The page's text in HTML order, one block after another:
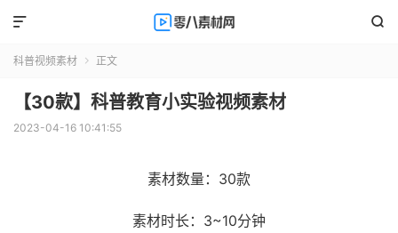


科普视频素材  正文
【30款】科普教育小实验视频素材
2023-04-16 10:41:55
素材数量：30款
素材时长：3~10分钟